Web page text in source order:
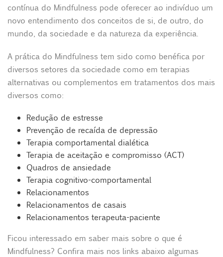
contínua do Mindfulness pode oferecer ao indivíduo um
novo entendimento dos conceitos de si, de outro, do
mundo, da sociedade e da natureza da experiência.
A prática do Mindfulness tem sido como benéfica por
diversos setores da sociedade como em terapias
alternativas ou complementos em tratamentos dos mais
diversos como:
Redução de estresse
Prevenção de recaída de depressão
Terapia comportamental dialética
Terapia de aceitação e compromisso (ACT)
Quadros de ansiedade
Terapia cognitivo-comportamental
Relacionamentos
Relacionamentos de casais
Relacionamentos terapeuta-paciente
Ficou interessado em saber mais sobre o que é
Mindfulness? Confira mais nos links abaixo algumas